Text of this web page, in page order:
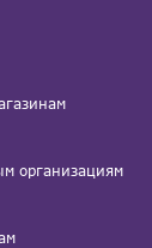
организациям